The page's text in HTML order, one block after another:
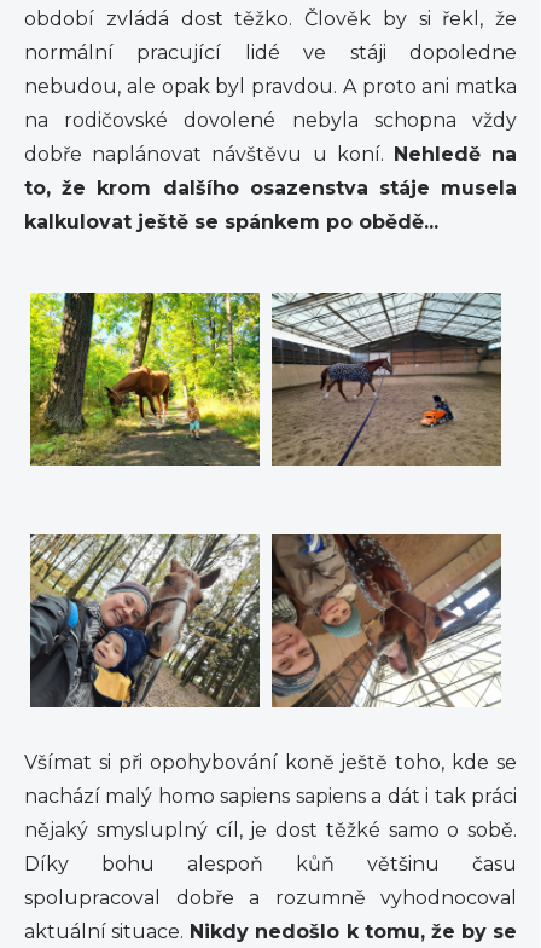
období zvládá dost těžko. Člověk by si řekl, že
normální pracující lidé ve stáji dopoledne
nebudou, ale opak byl pravdou. A proto ani matka
na rodičovské dovolené nebyla schopna vždy
dobře naplánovat návštěvu u koní.
Nehledě na
to, že krom dalšího osazenstva stáje musela
kalkulovat ještě se spánkem po obědě...
Všímat si při opohybování koně ještě toho, kde se
nachází malý homo sapiens sapiens a dát i tak práci
nějaký smysluplný cíl, je dost těžké samo o sobě.
Díky bohu alespoň kůň většinu času
spolupracoval dobře a rozumně vyhodnocoval
aktuální situace. Nikdy nedošlo k tomu, že by se